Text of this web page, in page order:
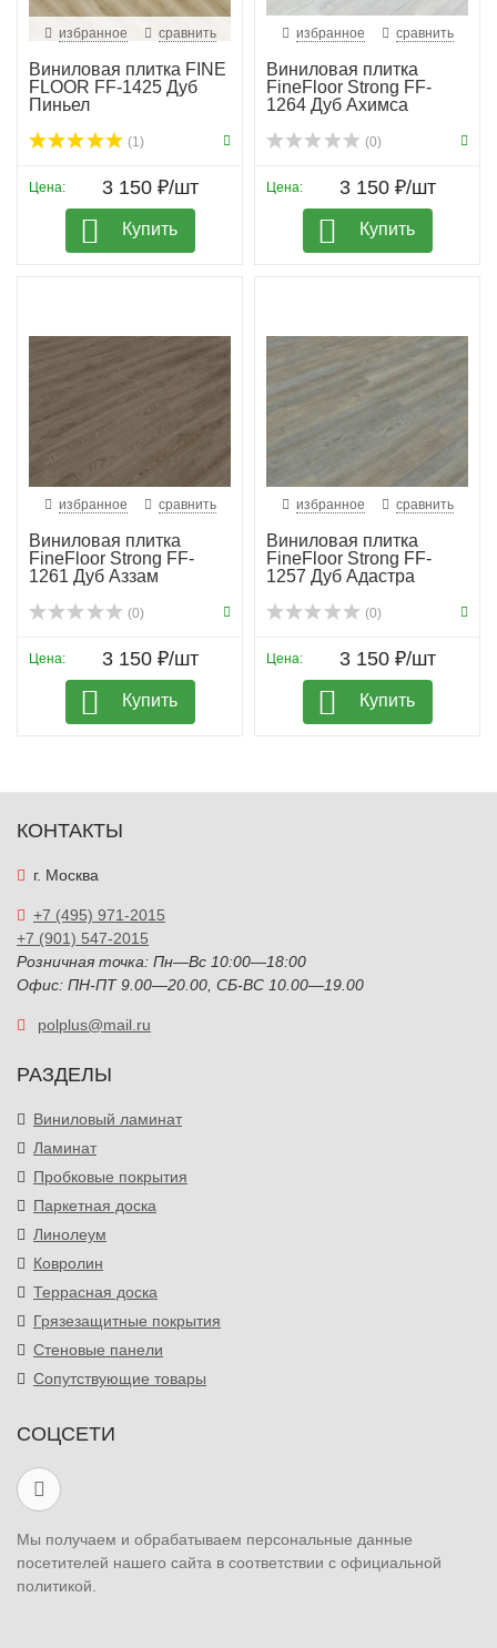
избранное сравнить
Виниловая плитка FINE
FLOOR FF-1425 Дуб
Пиньел
(1)
Цена: 3 150 ₽/шт
Купить
избранное сравнить
Виниловая плитка
FineFloor Strong FF-
1264 Дуб Ахимса
(0)
Цена: 3 150 ₽/шт
Купить
избранное сравнить
Виниловая плитка
FineFloor Strong FF-
1261 Дуб Аззам
(0)
Цена: 3 150 ₽/шт
Купить
избранное сравнить
Виниловая плитка
FineFloor Strong FF-
1257 Дуб Адастра
(0)
Цена: 3 150 ₽/шт
Купить
КОНТАКТЫ
г. Москва
+7 (495) 971-2015
+7 (901) 547-2015
Розничная точка: Пн—Вс 10:00—18:00
Офис: ПН-ПТ 9.00—20.00, СБ-ВС 10.00—19.00
polplus@mail.ru
РАЗДЕЛЫ
Виниловый ламинат
Ламинат
Пробковые покрытия
Паркетная доска
Линолеум
Ковролин
Террасная доска
Грязезащитные покрытия
Стеновые панели
Сопутствующие товары
СОЦСЕТИ
Мы получаем и обрабатываем персональные данные
посетителей нашего сайта в соответствии с официальной
политикой.